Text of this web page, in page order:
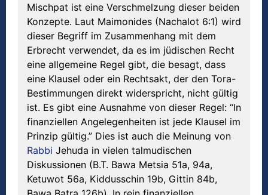
Mischpat ist eine Verschmelzung dieser beiden
Konzepte. Laut Maimonides (Nachalot 6:1) wird
dieser Begriff im Zusammenhang mit dem
Erbrecht verwendet, da es im jüdischen Recht
eine allgemeine Regel gibt, die besagt, dass
eine Klausel oder ein Rechtsakt, der den Tora-
Bestimmungen direkt widerspricht, nicht gültig
ist. Es gibt eine Ausnahme von dieser Regel: “In
finanziellen Angelegenheiten ist jede Klausel im
Prinzip gültig.” Dies ist auch die Meinung von
Rabbi Jehuda in vielen talmudischen
Diskussionen (B.T. Bawa Metsia 51a, 94a,
Ketuwot 56a, Kiddusschin 19b, Gittin 84b,